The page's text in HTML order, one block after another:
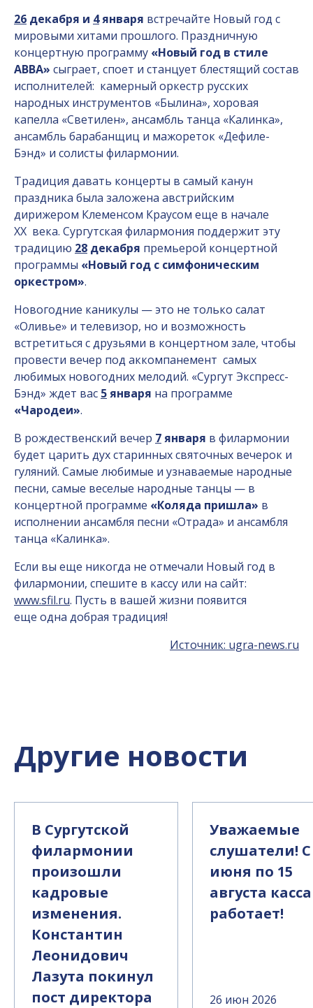
26 декабря и 4января встречайте Новый год с
мировыми хитами прошлого. Праздничную
концертную программу «Новый год в стиле
АВВА» сыграет, споет и станцует блестящий состав
исполнителей: камерный оркестр русских
народных инструментов «Былина», хоровая
капелла «Светилен», ансамбль танца «Калинка»,
ансамбль барабанщиц и мажореток «Дефиле-
Бэнд» и солисты филармонии.
Традиция давать концерты в самый канун
праздника была заложена австрийским
дирижером Клеменсом Краусом еще в начале
XX века. Сургутская филармония поддержит эту
традицию 28 декабря премьерой концертной
программы «Новый год с симфоническим
оркестром».
Новогодние каникулы — это не только салат
«Оливье» и телевизор, но и возможность
встретиться с друзьями в концертном зале, чтобы
провести вечер под аккомпанемент самых
любимых новогодних мелодий. «Сургут Экспресс-
Бэнд» ждет вас 5января на программе
«Чародеи».
В рождественский вечер 7января в филармонии
будет царить дух старинных святочных вечерок и
гуляний. Самые любимые и узнаваемые народные
песни, самые веселые народные танцы — в
концертной программе «Коляда пришла» в
исполнении ансамбля песни «Отрада» и ансамбля
танца «Калинка».
Если вы еще никогда не отмечали Новый год в
филармонии, спешите в кассу или на сайт:
www.sfil.ru. Пусть в вашей жизни появится
еще одна добрая традиция!
Источник: ugra-news.ru
Другие новости
В Сургутской
филармонии
произошли
кадровые
изменения.
Константин
Леонидович
Лазута покинул
пост директора
Уважаемые
слушатели! С
июня по 15
августа
работает!
26 июн 2026